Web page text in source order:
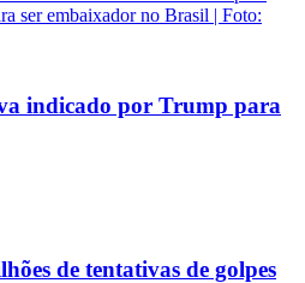
indicado por Trump para
de tentativas de golpes